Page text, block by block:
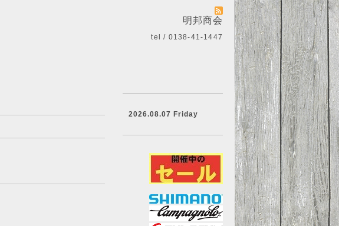
明邦商会
tel / 0138-41-1447
2026.08.07 Friday